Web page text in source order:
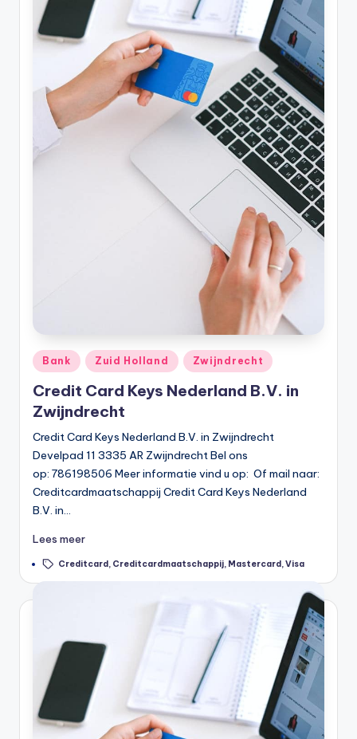
Geplaatst
in
Bank Zuid Holland Zwijndrecht
Credit Card Keys Nederland B.V. in
Zwijndrecht
Credit Card Keys Nederland B.V. in Zwijndrecht
Develpad 11 3335 AR Zwijndrecht Bel ons
op: 786198506 Meer informatie vind u op: Of mail naar:
Creditcardmaatschappij Credit Card Keys Nederland
B.V. in…
Lees meer
Tags: Creditcard, Creditcardmaatschappij, Mastercard,Visa